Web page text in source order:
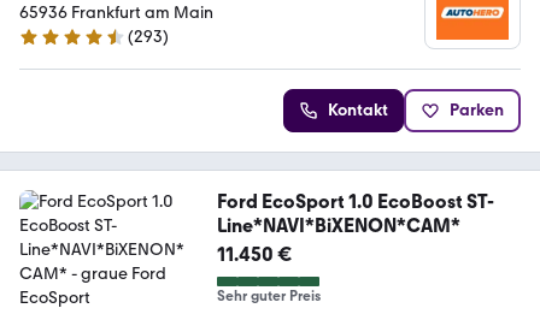
65936 Frankfurt am Main
4.6 Sterne
(293)
Kontakt Parken
Ford EcoSport 1.0 EcoBoost ST-
Line*NAVI*BiXENON*CAM*
11.450 €
Sehr guter Preis